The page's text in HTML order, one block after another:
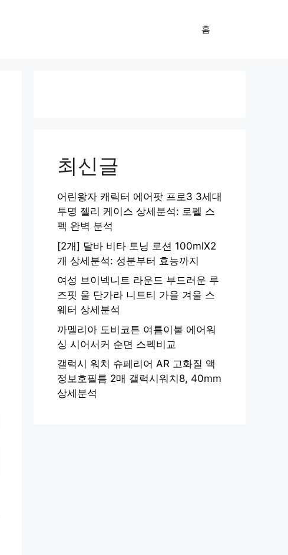
홈
최신글
어린왕자 캐릭터 에어팟 프로3 3세대
투명 젤리 케이스 상세분석: 로펠 스
펙 완벽 분석
[2개] 달바 비타 토닝 로션 100mlX2
개 상세분석: 성분부터 효능까지
여성 브이넥니트 라운드 부드러운 루
즈핏 울 단가라 니트티 가을 겨울 스
웨터 상세분석
까멜리아 도비코튼 여름이불 에어워
싱 시어서커 순면 스펙비교
갤럭시 워치 슈페리어 AR 고화질 액
정보호필름 2매 갤럭시워치8, 40mm
상세분석